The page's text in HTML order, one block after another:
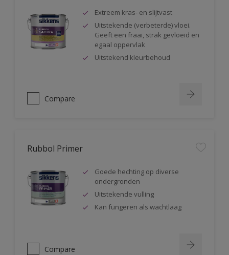
Extreem kras- en slijtvast
Uitstekende (verbeterde) vloei.
Geeft een fraai, strak gevloeid en
egaal oppervlak
Uitstekend kleurbehoud
Compare
Rubbol Primer
Goede hechting op diverse
ondergronden
Uitstekende vulling
Kan fungeren als wachtlaag
Compare